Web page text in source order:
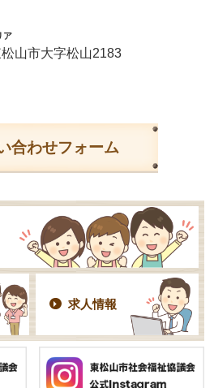
ア
山市大字松山2183
合わせフォーム
求人情報